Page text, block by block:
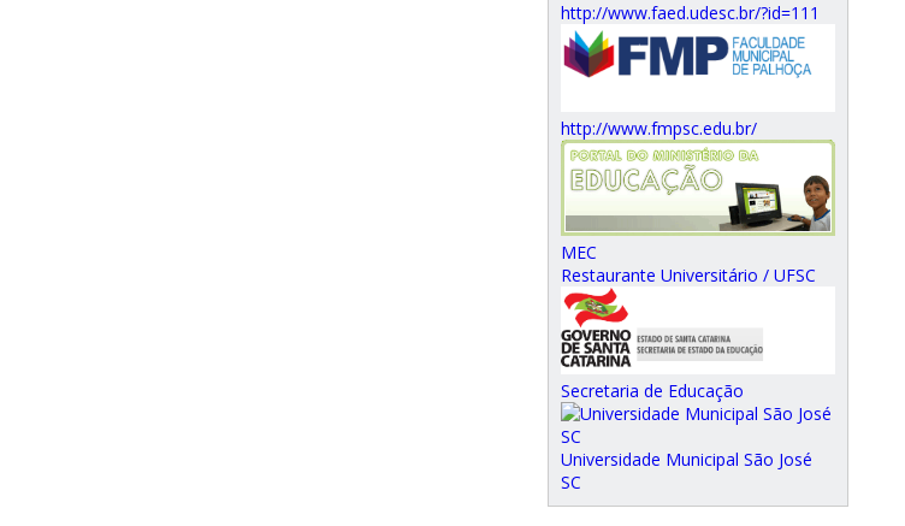
http://www.faed.udesc.br/?id=111
http://www.fmpsc.edu.br/
MEC
Restaurante Universitário / UFSC
Secretaria de Educação
Universidade Municipal São José
SC